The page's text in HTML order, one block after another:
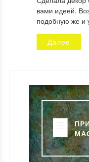
вами идеей.
подобную же и
Далее